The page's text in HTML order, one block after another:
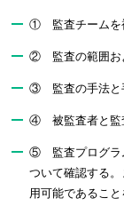
① 監査チームを
② 監査の範囲お
③ 監査の手法と
④ 被監査者と監
⑤ 監査プログラ
ついて確認する
用可能であること